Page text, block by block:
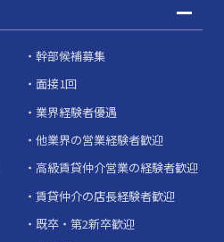
幹部候補募集
面接1回
業界経験者優遇
他業界の営業経験者歓迎
高級賃貸仲介営業の経験者歓迎
賃貸仲介の店長経験者歓迎
既卒・第2新卒歓迎